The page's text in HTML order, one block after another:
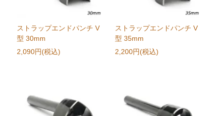
ストラップエンドパンチ V
型 30mm
2,090円(税込)
ストラップエンドパンチ V
型 35mm
2,200円(税込)